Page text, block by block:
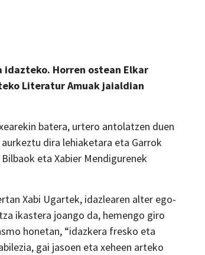
Horren ostean Elkar
Literatur Amuak jaialdian
batera, urtero antolatzen duen
dira lehiaketara eta Garrok
eta Xabier Mendigurenek
Xabi Ugartek, idazlearen alter ego-
ikastera joango da, hemengo giro
honetan, “idazkera fresko eta
gai jasoen eta xeheen arteko